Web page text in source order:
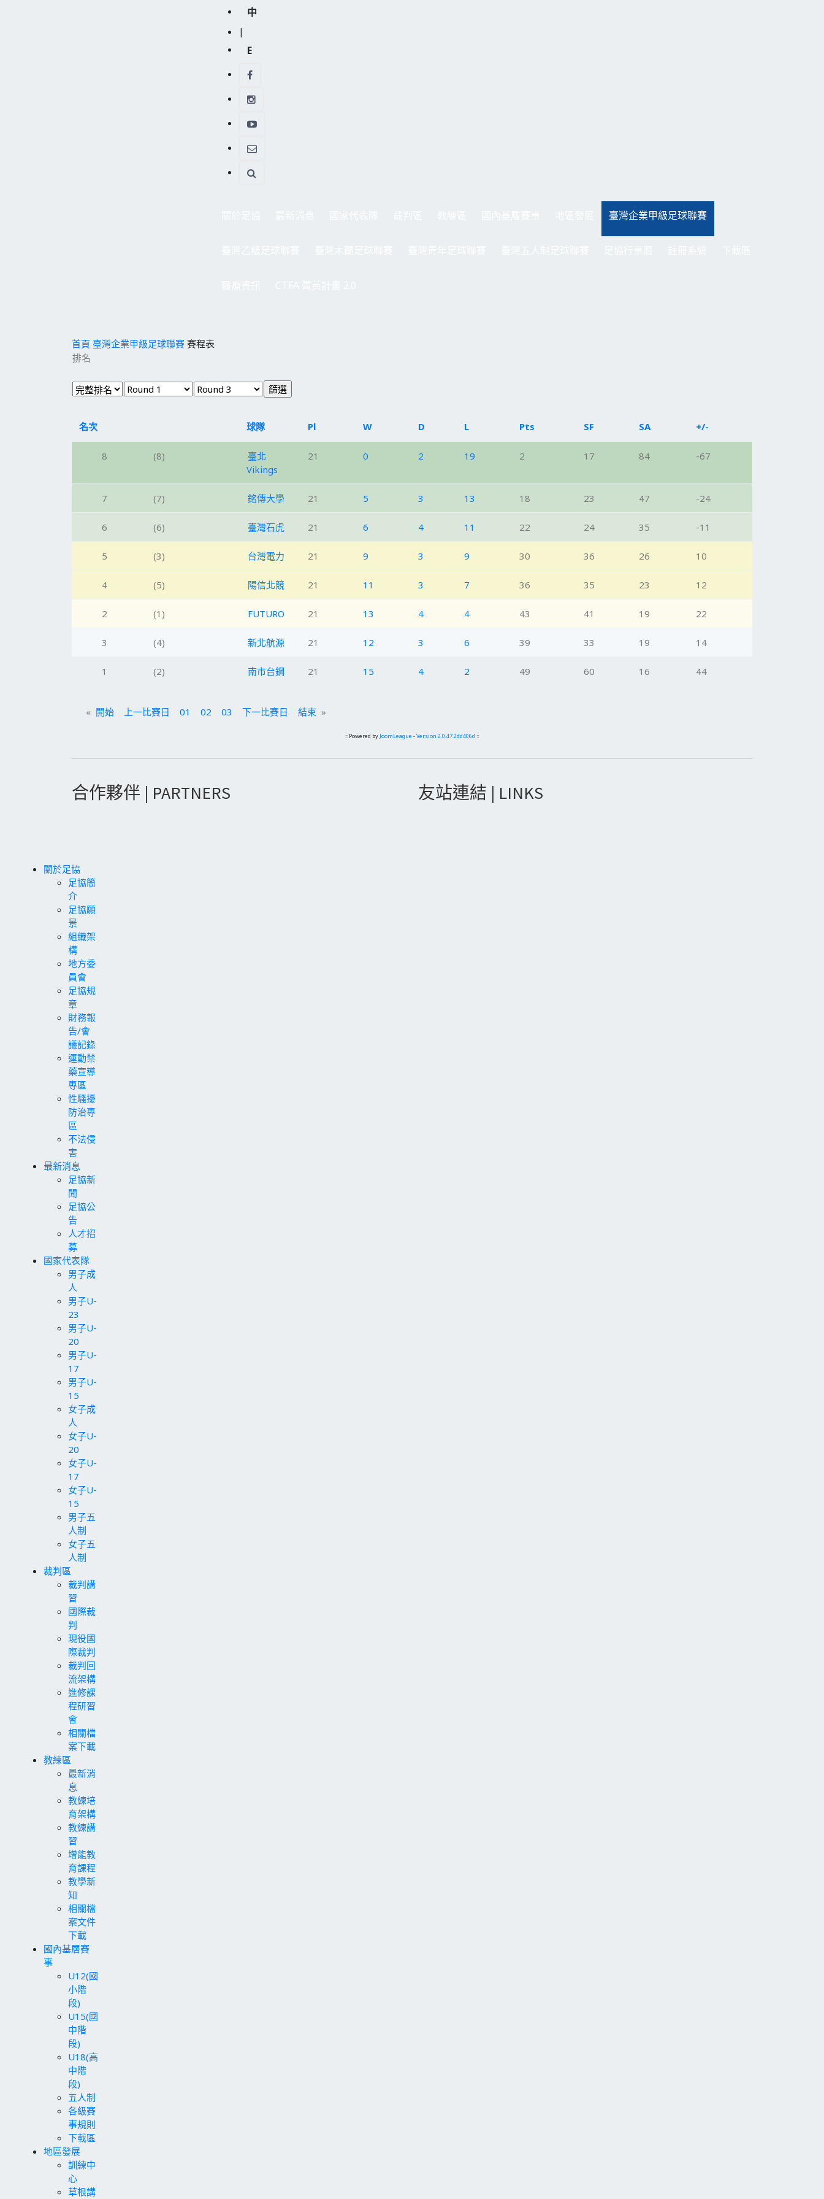
中
|
E
臺灣企業甲級足球聯賽
首頁 臺灣企業甲級足球聯賽 賽程表
排名
名次 球隊 Pl W D L Pts SF SA +/-
8 (8)
臺北
Vikings
21 0 2 19 2 17 84 -67
7 (7) 銘傳大學 21 5 3 13 18 23 47 -24
6 (6) 臺灣石虎 21 6 4 11 22 24 35 -11
5 (3) 台灣電力 21 9 3 9 30 36 26 10
4 (5) 陽信北競 21 11 3 7 36 35 23 12
2 (1) FUTURO 21 13 4 4 43 41 19 22
3 (4) 新北航源 21 12 3 6 39 33 19 14
1 (2) 南市台鋼 21 15 4 2 49 60 16 44
« 開始 上一比賽日 01 02 03 下一比賽日 結束 »
:: Powered by JoomLeague -Version 2.0.47.2dd406d ::
合作夥伴 | PARTNERS 友站連結 | LINKS
關於足協
足協簡
介
足協願
景
組織架
構
地方委
員會
足協規
章
財務報
告/會
議記錄
運動禁
藥宣導
專區
性騷擾
防治專
區
不法侵
害
最新消息
足協新
聞
足協公
告
人才招
募
國家代表隊
男子成
人
男子U-
23
男子U-
20
男子U-
17
男子U-
15
女子成
人
女子U-
20
女子U-
17
女子U-
15
男子五
人制
女子五
人制
裁判區
裁判講
習
國際裁
判
現役國
際裁判
裁判回
流架構
進修課
程研習
會
相關檔
案下載
教練區
最新消
息
教練培
育架構
教練講
習
增能教
育課程
教學新
知
相關檔
案文件
下載
國內基層賽
事
U12(國
小階
段)
U15(國
中階
段)
U18(高
中階
段)
五人制
各級賽
事規則
下載區
地區發展
訓練中
心
草根講